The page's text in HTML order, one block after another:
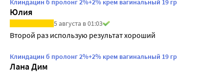
Клиндацин б пролонг 2%+2% крем вагинальный 19 гр
Юлия
5 августа в 01:03
Второй раз использую результат хороший
Клиндацин б пролонг 2%+2% крем вагинальный 19 гр
Лана Дим